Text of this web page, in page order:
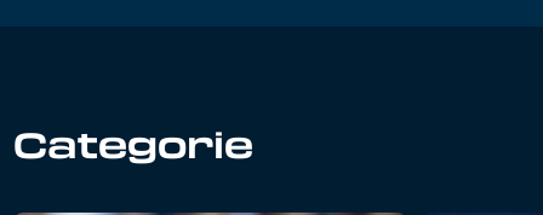
Categorie